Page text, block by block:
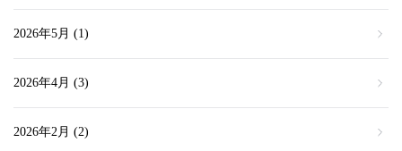
2026年5月 (1)
2026年4月 (3)
2026年2月 (2)